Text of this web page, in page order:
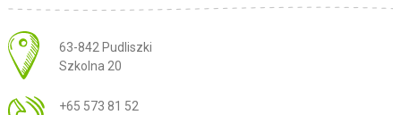
Adres pocztowy:
63-842 Pudliszki
Szkolna 20
+65 573 81 52